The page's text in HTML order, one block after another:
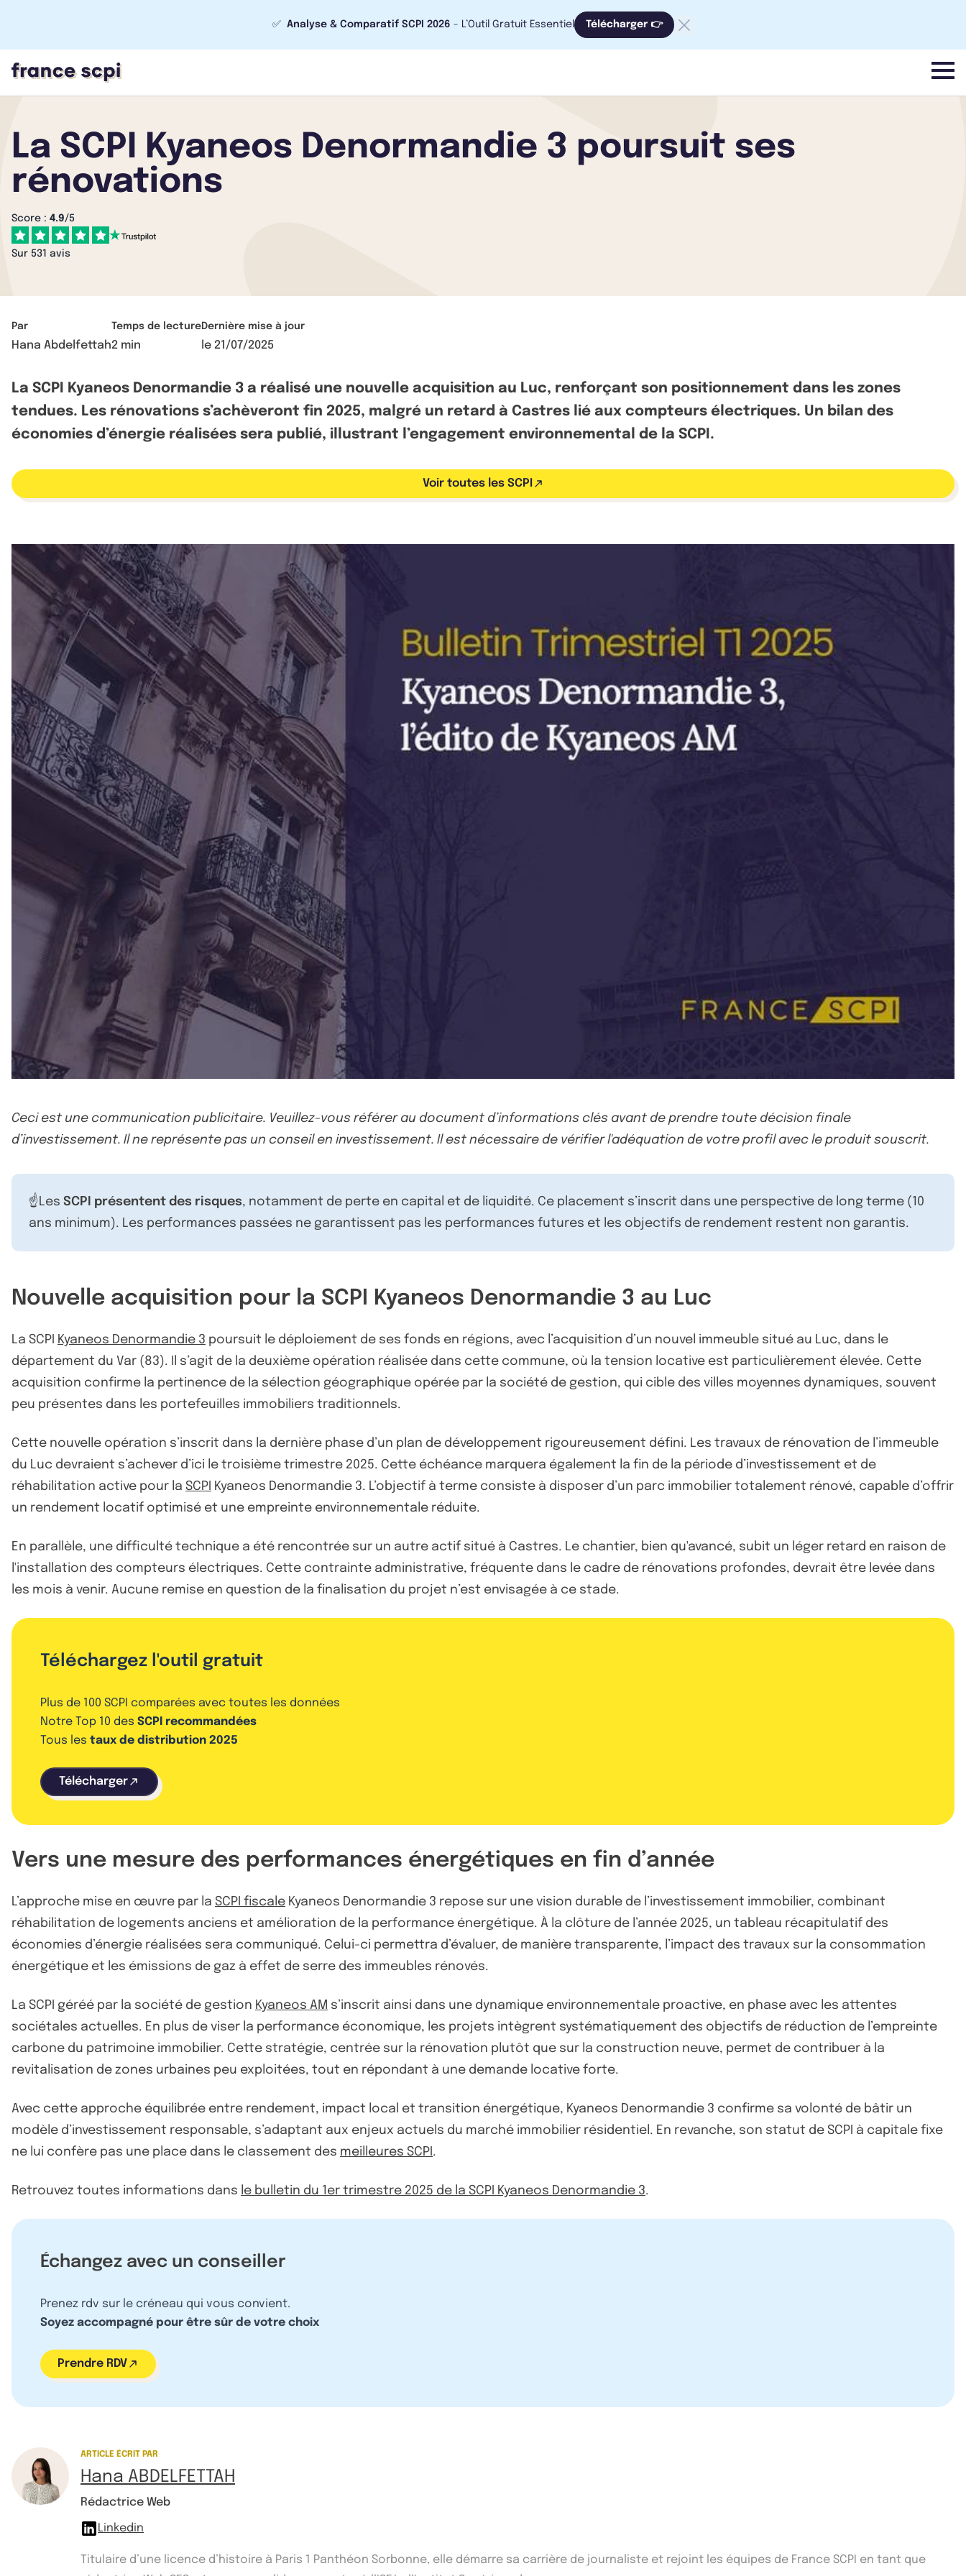
✅ Analyse & Comparatif SCPI 2026 - L’Outil Gratuit Essentiel Télécharger 👉
menu
La SCPI Kyaneos Denormandie 3 poursuit ses
rénovations
Score : 4.9/5
Sur 531 avis
Par
Hana Abdelfettah
Temps de lecture
2 min
Dernière mise à jour
le 21/07/2025
La SCPI Kyaneos Denormandie 3 a réalisé une nouvelle acquisition au Luc, renforçant son positionnement dans les zones
tendues. Les rénovations s’achèveront fin 2025, malgré un retard à Castres lié aux compteurs électriques. Un bilan des
économies d’énergie réalisées sera publié, illustrant l’engagement environnemental de la SCPI.
Voir toutes les SCPI
Ceci est une communication publicitaire. Veuillez-vous référer au document d’informations clés avant de prendre toute décision finale
d’investissement. Il ne représente pas un conseil en investissement. Il est nécessaire de vérifier l'adéquation de votre profil avec le produit souscrit.
☝️Les SCPI présentent des risques, notamment de perte en capital et de liquidité. Ce placement s’inscrit dans une perspective de long terme (10
ans minimum). Les performances passées ne garantissent pas les performances futures et les objectifs de rendement restent non garantis.
Nouvelle acquisition pour la SCPI Kyaneos Denormandie 3 au Luc
La SCPI Kyaneos Denormandie 3 poursuit le déploiement de ses fonds en régions, avec l’acquisition d’un nouvel immeuble situé au Luc, dans le
département du Var (83). Il s’agit de la deuxième opération réalisée dans cette commune, où la tension locative est particulièrement élevée. Cette
acquisition confirme la pertinence de la sélection géographique opérée par la société de gestion, qui cible des villes moyennes dynamiques, souvent
peu présentes dans les portefeuilles immobiliers traditionnels.
Cette nouvelle opération s’inscrit dans la dernière phase d’un plan de développement rigoureusement défini. Les travaux de rénovation de l’immeuble
du Luc devraient s’achever d’ici le troisième trimestre 2025. Cette échéance marquera également la fin de la période d’investissement et de
réhabilitation active pour la SCPI Kyaneos Denormandie 3. L’objectif à terme consiste à disposer d’un parc immobilier totalement rénové, capable d’offrir
un rendement locatif optimisé et une empreinte environnementale réduite.
En parallèle, une difficulté technique a été rencontrée sur un autre actif situé à Castres. Le chantier, bien qu'avancé, subit un léger retard en raison de
l'installation des compteurs électriques. Cette contrainte administrative, fréquente dans le cadre de rénovations profondes, devrait être levée dans
les mois à venir. Aucune remise en question de la finalisation du projet n’est envisagée à ce stade.
Téléchargez l'outil gratuit
Plus de 100 SCPI comparées avec toutes les données
Notre Top 10 des SCPI recommandées
Tous les taux de distribution 2025
Télécharger
Vers une mesure des performances énergétiques en fin d’année
L’approche mise en œuvre par la SCPI fiscale Kyaneos Denormandie 3 repose sur une vision durable de l’investissement immobilier, combinant
réhabilitation de logements anciens et amélioration de la performance énergétique. À la clôture de l’année 2025, un tableau récapitulatif des
économies d’énergie réalisées sera communiqué. Celui-ci permettra d’évaluer, de manière transparente, l’impact des travaux sur la consommation
énergétique et les émissions de gaz à effet de serre des immeubles rénovés.
La SCPI géréé par la société de gestion Kyaneos AM s’inscrit ainsi dans une dynamique environnementale proactive, en phase avec les attentes
sociétales actuelles. En plus de viser la performance économique, les projets intègrent systématiquement des objectifs de réduction de l’empreinte
carbone du patrimoine immobilier. Cette stratégie, centrée sur la rénovation plutôt que sur la construction neuve, permet de contribuer à la
revitalisation de zones urbaines peu exploitées, tout en répondant à une demande locative forte.
Avec cette approche équilibrée entre rendement, impact local et transition énergétique, Kyaneos Denormandie 3 confirme sa volonté de bâtir un
modèle d’investissement responsable, s’adaptant aux enjeux actuels du marché immobilier résidentiel. En revanche, son statut de SCPI à capitale fixe
ne lui confère pas une place dans le classement des meilleures SCPI .
Retrouvez toutes informations dans le bulletin du 1er trimestre 2025 de la SCPI Kyaneos Denormandie 3.
Échangez avec un conseiller
Prenez rdv sur le créneau qui vous convient.
Soyez accompagné pour être sûr de votre choix
Prendre RDV
ARTICLE ÉCRIT PAR
Hana ABDELFETTAH
Rédactrice Web
Linkedin
Titulaire d’une licence d’histoire à Paris 1 Panthéon Sorbonne, elle démarre sa carrière de journaliste et rejoint les équipes de France SCPI en tant que